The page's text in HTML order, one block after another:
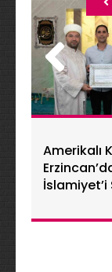
Amerikalı
İslamiyet’i